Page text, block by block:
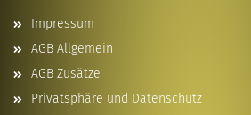
Impressum
AGB Allgemein
AGB Zusätze
Privatsphäre und Datenschutz